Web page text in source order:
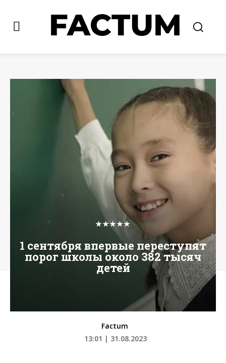
★★★★★
1 сентября впервые переступят
порог школы около 382 тысяч
детей
Factum
13:01 | 31.08.2023